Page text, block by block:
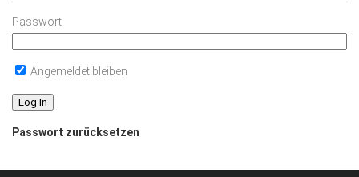
Passwort
Angemeldet bleiben
Passwort zurücksetzen